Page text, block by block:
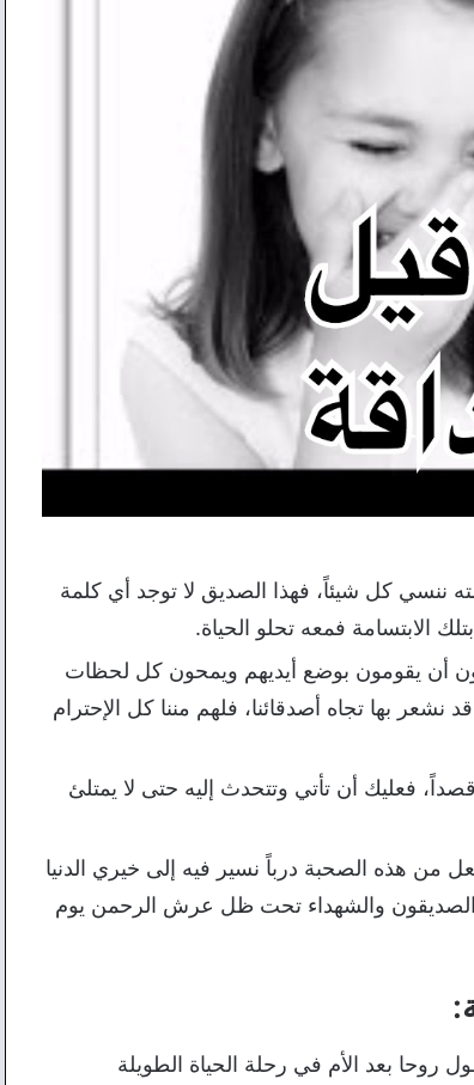
ننسي كل شيئاً، فهذا الصديق لا توجد أي كلمة
الابتسامة فمعه تحلو الحياة.
أن يقومون بوضع أيديهم ويمحون كل لحظات
بها تجاه أصدقائنا، فلهم مننا كل الإحترام
فعليك أن تأتي وتتحدث إليه حتى لا يمتلئ
من هذه الصحبة درباً نسير فيه إلى خيري الدنيا
والصديقون والشهداء تحت ظل عرش الرحمن يوم
روحا بعد الأم في رحلة الحياة الطويلة